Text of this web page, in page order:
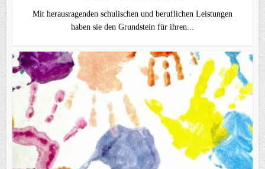
Mit herausragenden schulischen und beruflichen Leistungen
haben sie den Grundstein für ihren...